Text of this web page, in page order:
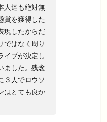
人達も絶対無
賞を獲得した
現したからだ
ではなく周り
イブが決定し
ました。残念
３人でロウソ
はとても良か